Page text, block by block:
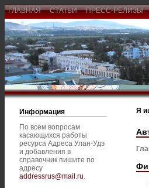
ГЛАВНАЯ СТАТЬИ ПРЕСС-РЕЛИЗЫ
Информация
По всем вопросам
касающихся работы
ресурса Адреса Улан-Удэ
и добавления в
справочник пишите по
адресу
addressrus@mail.ru.
Я